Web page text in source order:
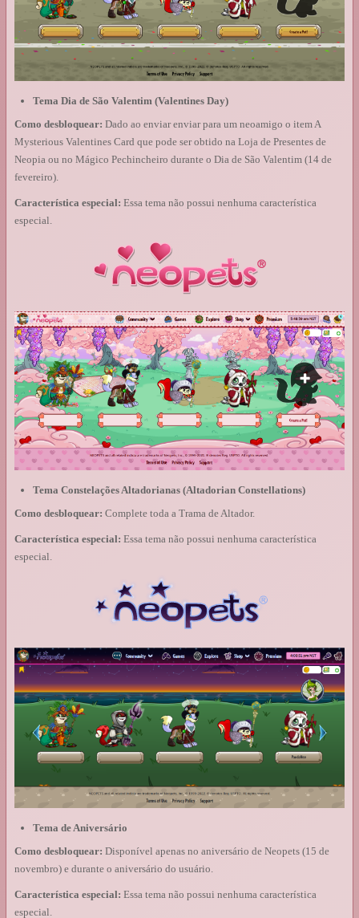
Tema Dia de São Valentim (Valentines Day)
Como desbloquear: Dado ao enviar enviar para um neoamigo o item A
Mysterious Valentines Card que pode ser obtido na Loja de Presentes de
Neopia ou no Mágico Pechincheiro durante o Dia de São Valentim (14 de
fevereiro).
Característica especial: Essa tema não possui nenhuma característica
especial.
Tema Constelações Altadorianas (Altadorian Constellations)
Como desbloquear: Complete toda a Trama de Altador.
Característica especial: Essa tema não possui nenhuma característica
especial.
Tema de Aniversário
Como desbloquear: Disponível apenas no aniversário de Neopets (15 de
novembro) e durante o aniversário do usuário.
Característica especial: Essa tema não possui nenhuma característica
especial.